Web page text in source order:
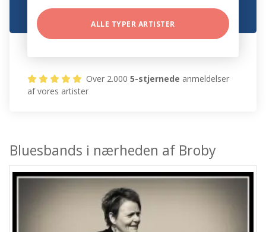
ALLE TYPER ARTISTER
Over 2.0005-stjernede anmeldelser
af vores artister
Bluesbands i nærheden af Broby